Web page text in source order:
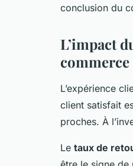
conclusion du
L’impact
L’expérience
client satisfait
proches. À
Le taux de